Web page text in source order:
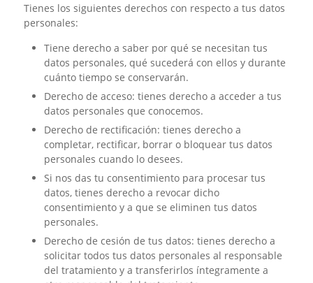
Tienes los siguientes derechos con respecto a tus datos
personales:
Tiene derecho a saber por qué se necesitan tus
datos personales, qué sucederá con ellos y durante
cuánto tiempo se conservarán.
Derecho de acceso: tienes derecho a acceder a tus
datos personales que conocemos.
Derecho de rectificación: tienes derecho a
completar, rectificar, borrar o bloquear tus datos
personales cuando lo desees.
Si nos das tu consentimiento para procesar tus
datos, tienes derecho a revocar dicho
consentimiento y a que se eliminen tus datos
personales.
Derecho de cesión de tus datos: tienes derecho a
solicitar todos tus datos personales al responsable
del tratamiento y a transferirlos íntegramente a